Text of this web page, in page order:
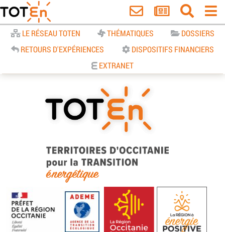
LE RÉSEAU TOTEN THÉMATIQUES
DOSSIERS
RETOURS D'EXPÉRIENCES
DISPOSITIFS FINANCIERS
EXTRANET
TOTEn Occitanie | Territoires
d’Occitanie pour la Transition
Energétique